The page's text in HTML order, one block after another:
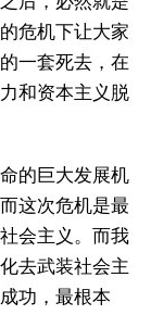
危机下让大家
一套死去，在
和资本主义脱
的巨大发展机
这次危机是最
会主义。而我
去武装社会主
功，最根本